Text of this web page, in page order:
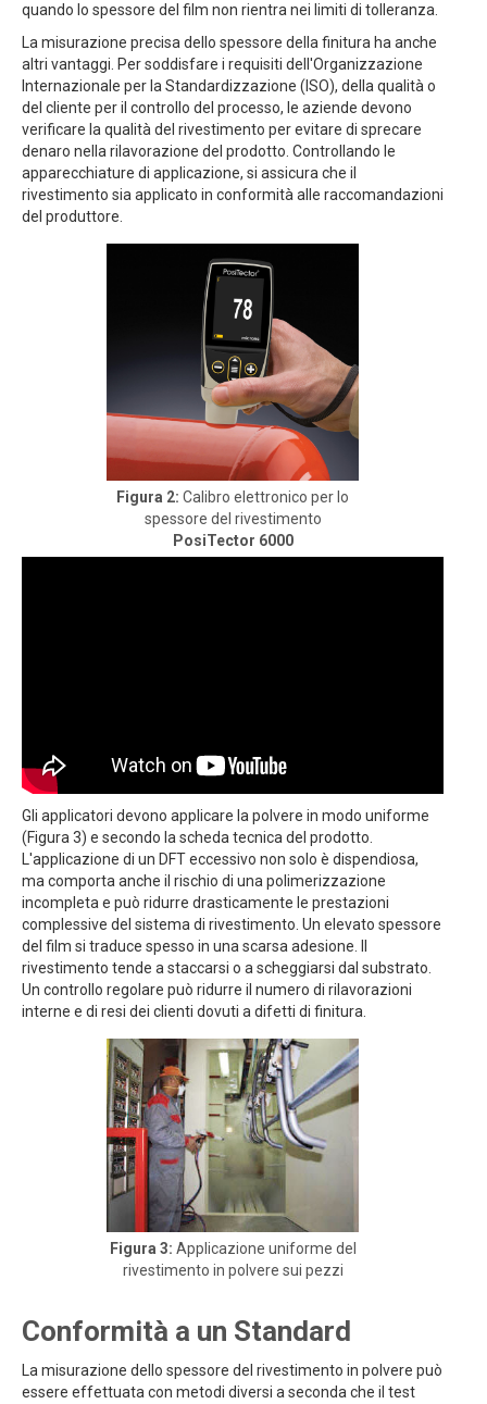
quando lo spessore del film non rientra nei limiti di tolleranza.
La misurazione precisa dello spessore della finitura ha anche
altri vantaggi. Per soddisfare i requisiti dell'Organizzazione
Internazionale per la Standardizzazione (ISO), della qualità o
del cliente per il controllo del processo, le aziende devono
verificare la qualità del rivestimento per evitare di sprecare
denaro nella rilavorazione del prodotto. Controllando le
apparecchiature di applicazione, si assicura che il
rivestimento sia applicato in conformità alle raccomandazioni
del produttore.
Figura 2: Calibro elettronico per lo
spessore del rivestimento
PosiTector 6000
Gli applicatori devono applicare la polvere in modo uniforme
(Figura 3) e secondo la scheda tecnica del prodotto.
L'applicazione di un DFT eccessivo non solo è dispendiosa,
ma comporta anche il rischio di una polimerizzazione
incompleta e può ridurre drasticamente le prestazioni
complessive del sistema di rivestimento. Un elevato spessore
del film si traduce spesso in una scarsa adesione. Il
rivestimento tende a staccarsi o a scheggiarsi dal substrato.
Un controllo regolare può ridurre il numero di rilavorazioni
interne e di resi dei clienti dovuti a difetti di finitura.
Figura 3: Applicazione uniforme del
rivestimento in polvere sui pezzi
Conformità a un Standard
La misurazione dello spessore del rivestimento in polvere può
essere effettuata con metodi diversi a seconda che il test